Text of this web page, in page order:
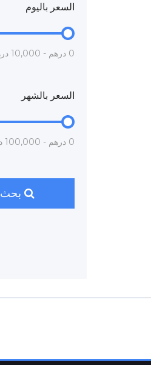
السعر باليوم
0 درهم - 10,000 درهم
السعر بالشهر
0 درهم - 100,000 درهم
بحث